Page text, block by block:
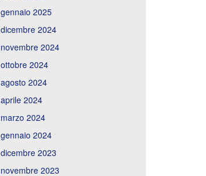
gennaio 2025
dicembre 2024
novembre 2024
ottobre 2024
agosto 2024
aprile 2024
marzo 2024
gennaio 2024
dicembre 2023
novembre 2023